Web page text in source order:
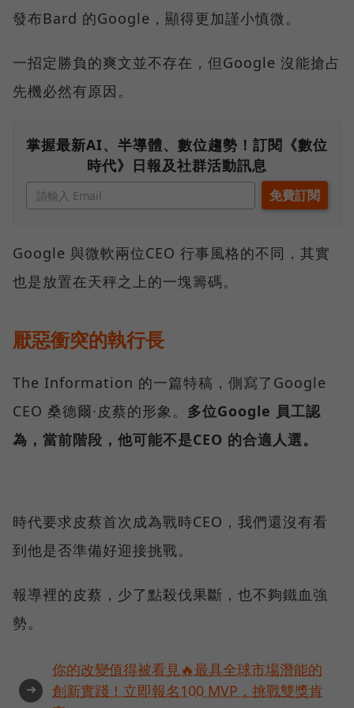
發布Bard 的Google，顯得更加謹小慎微。
一招定勝負的爽文並不存在，但Google 沒能搶占
先機必然有原因。
掌握最新AI、半導體、數位趨勢！訂閱《數位
時代》日報及社群活動訊息
Google 與微軟兩位CEO 行事風格的不同，其實
也是放置在天秤之上的一塊籌碼。
厭惡衝突的執行長
The Information 的一篇特稿，側寫了Google
CEO 桑德爾·皮蔡的形象。 多位Google 員工認
為，當前階段，他可能不是CEO 的合適人選。
時代要求皮蔡首次成為戰時CEO，我們還沒有看
到他是否準備好迎接挑戰。
報導裡的皮蔡，少了點殺伐果斷，也不夠鐵血強
勢。
➜
你的改變值得被看見🔥最具全球市場潛能的
創新實踐！立即報名100 MVP，挑戰雙獎肯